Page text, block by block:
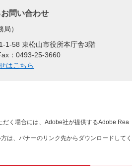
問い合わせ
局
1-58 東松山市役所本庁舎3階
：0493-25-3660
はこちら
だく場合には、Adobe社が提供するAdobe Rea
は、バナーのリンク先からダウンロードしてく